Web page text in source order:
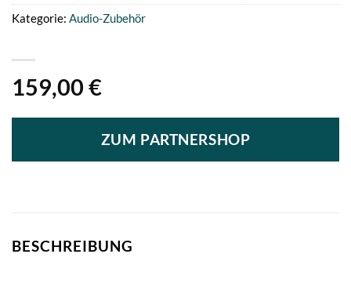
159,00 €
ZUM PARTNERSHOP
Kategorie: Audio-Zubehör
BESCHREIBUNG